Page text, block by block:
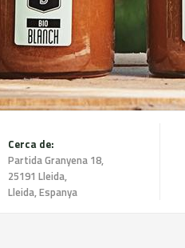
Cerca de:
Partida Granyena 18,
25191 Lleida,
Lleida, Espanya